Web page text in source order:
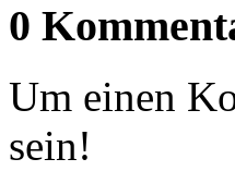
0
Um einen
sein!